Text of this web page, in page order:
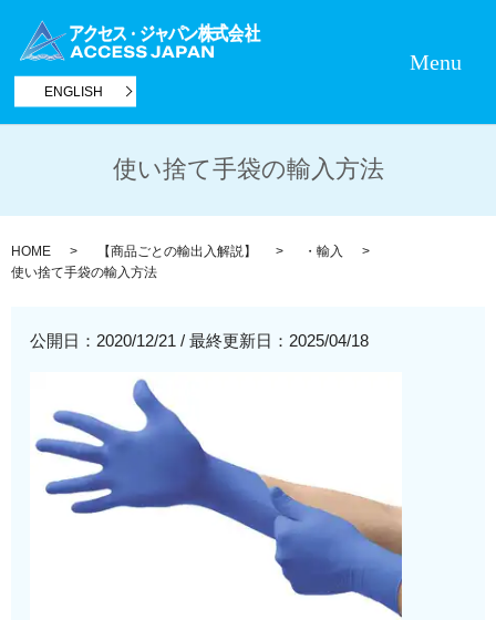
ENGLISH
Menu
使い捨て手袋の輸入方法
HOME 【商品ごとの輸出入解説】
・輸入
使い捨て手袋の輸入方法
公開日：2020/12/21 /最終更新日：2025/04/18